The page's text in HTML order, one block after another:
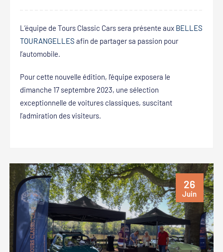
L’équipe de Tours Classic Cars sera présente aux BELLES
TOURANGELLES afin de partager sa passion pour
l’automobile.
Pour cette nouvelle édition, l’équipe exposera le
dimanche 17 septembre 2023, une sélection
exceptionnelle de voitures classiques, suscitant
l’admiration des visiteurs.
26
Juin